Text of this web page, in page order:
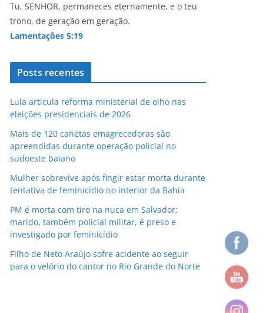
Tu, SENHOR, permaneces eternamente, e o teu
trono, de geração em geração.
Lamentações 5:19
Posts recentes
Lula articula reforma ministerial de olho nas
eleições presidenciais de 2026
Mais de 120 canetas emagrecedoras são
apreendidas durante operação policial no
sudoeste baiano
Mulher sobrevive após fingir estar morta durante
tentativa de feminicídio no interior da Bahia
PM é morta com tiro na nuca em Salvador;
marido, também policial militar, é preso e
investigado por feminicídio
Filho de Neto Araújo sofre acidente ao seguir
para o velório do cantor no Rio Grande do Norte